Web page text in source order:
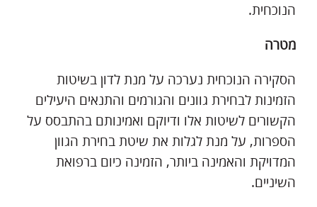
הנוכחית.
מטרה
הסקירה הנוכחית נערכה על מנת לדון בשיטות
הזמינות לבחירת גוונים והגורמים והתנאים היעילים
הקשורים לשיטות אלו ודיוקם ואמינותם בהתבסס על
הספרות, על מנת לגלות את שיטת בחירת הגוון
המדויקת והאמינה ביותר, הזמינה כיום ברפואת
השיניים.